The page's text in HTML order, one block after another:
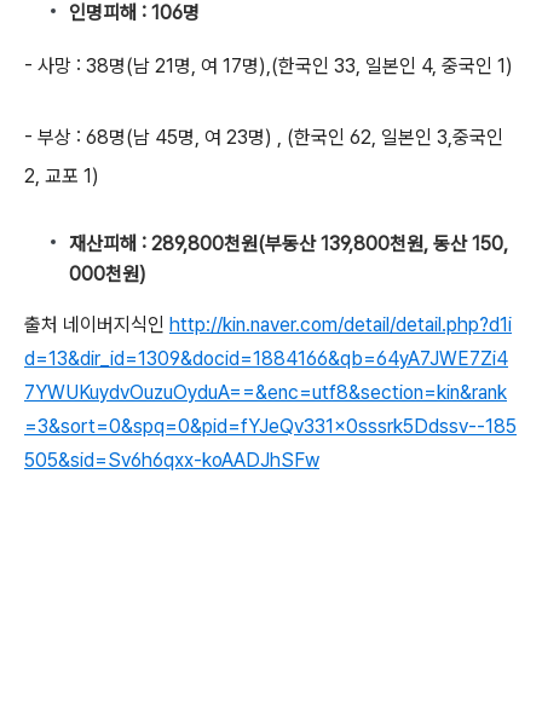
인명피해 : 106명
- 사망 : 38명(남 21명, 여 17명),(한국인 33, 일본인 4, 중국인 1)
- 부상 : 68명(남 45명, 여 23명) , (한국인 62, 일본인 3,중국인
2, 교포 1)
재산피해 : 289,800천원(부동산 139,800천원, 동산 150,
000천원)
출처 네이버지식인 http://kin.naver.com/detail/detail.php?d1i
d=13&dir_id=1309&docid=1884166&qb=64yA7JWE7Zi4
7YWUKuydvOuzuOyduA==&enc=utf8&section=kin&rank
=3&sort=0&spq=0&pid=fYJeQv331x0sssrk5Ddssv--185
505&sid=Sv6h6qxx-koAADJhSFw